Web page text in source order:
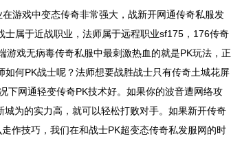
游戏中变态传奇非常强大，战新开网通传奇私服发
属于近战职业，法师属于远程职业sf175，176传奇
戏无病毒传奇私服中最刺激热血的就是PK玩法，正
何PK战士呢？法师想要战胜战士只有传奇土城花屏
下网通轻变传奇PK技术好。如果你的波音遭网络攻
为的实力高，就可以轻松打败对手。如果新开传奇
作技巧，我们在和战士PK超变态传奇私发服网的时